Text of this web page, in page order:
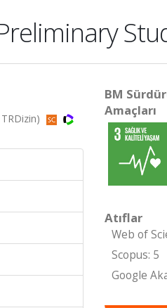
BM
Amaçları
Atıflar
Web of
Scopus: 5
Google